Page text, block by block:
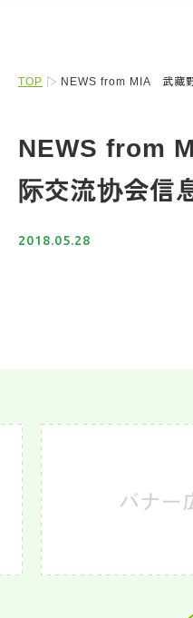
TOP NEWS from MIA 武藏
NEWS from
际交流协会信
2018.05.28